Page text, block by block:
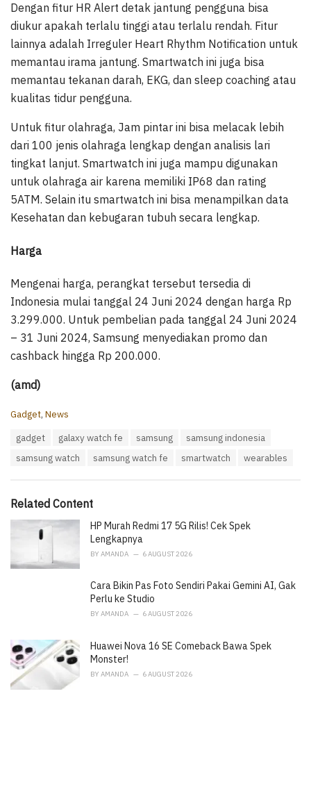
Dengan fitur HR Alert detak jantung pengguna bisa
diukur apakah terlalu tinggi atau terlalu rendah. Fitur
lainnya adalah Irreguler Heart Rhythm Notification untuk
memantau irama jantung. Smartwatch ini juga bisa
memantau tekanan darah, EKG, dan sleep coaching atau
kualitas tidur pengguna.
Untuk fitur olahraga, Jam pintar ini bisa melacak lebih
dari 100 jenis olahraga lengkap dengan analisis lari
tingkat lanjut. Smartwatch ini juga mampu digunakan
untuk olahraga air karena memiliki IP68 dan rating
5ATM. Selain itu smartwatch ini bisa menampilkan data
Kesehatan dan kebugaran tubuh secara lengkap.
Harga
Mengenai harga, perangkat tersebut tersedia di
Indonesia mulai tanggal 24 Juni 2024 dengan harga Rp
3.299.000. Untuk pembelian pada tanggal 24 Juni 2024
– 31 Juni 2024, Samsung menyediakan promo dan
cashback hingga Rp 200.000.
(amd)
C
i
Gadget, News
gadget galaxy watch fe samsung
samsung indonesia
samsung watch
samsung watch fe smartwatch wearables
Related Content
HP Murah Redmi 17 5G Rilis! Cek Spek
Lengkapnya
BY AMANDA 6 AUGUST 2026
Cara Bikin Pas Foto Sendiri Pakai Gemini AI, Gak
Perlu ke Studio
BY AMANDA 6 AUGUST 2026
Huawei Nova 16 SE Comeback Bawa Spek
Monster!
BY AMANDA 6 AUGUST 2026